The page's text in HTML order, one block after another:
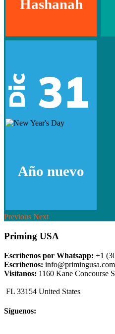
Hashanah
Dic 31
Año nuevo
Previous Next
Priming USA
Escríbenos por Whatsapp: +1
Escríbenos: info@primingusa.com
Visítanos: 1160 Kane Concourse
FL 33154 United States
Síguenos: